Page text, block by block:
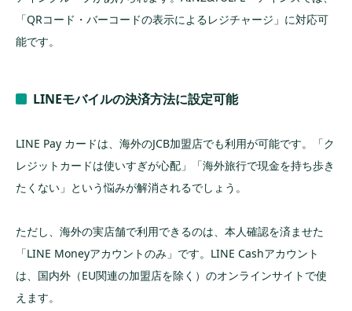
「QRコード・バーコードの表示によるレジチャージ」に対応可
能です。
LINEモバイルの決済方法に設定可能
LINE Pay カードは、海外のJCB加盟店でも利用が可能です。「ク
レジットカードは使いすぎが心配」「海外旅行で現金を持ち歩き
たくない」という悩みが解消されるでしょう。
ただし、海外の実店舗で利用できるのは、本人確認を済ませた
「LINE Moneyアカウントのみ」です。LINE Cashアカウント
は、国内外（EU関連の加盟店を除く）のオンラインサイトで使
えます。